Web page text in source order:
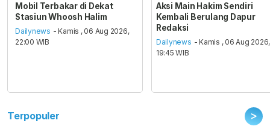
Mobil Terbakar di Dekat
Stasiun Whoosh Halim
Dailynews - Kamis , 06 Aug 2026,
22:00 WIB
Aksi Main Hakim Sendiri
Kembali Berulang Dapur
Redaksi
Dailynews - Kamis , 06 Aug 2026,
19:45 WIB
Terpopuler >